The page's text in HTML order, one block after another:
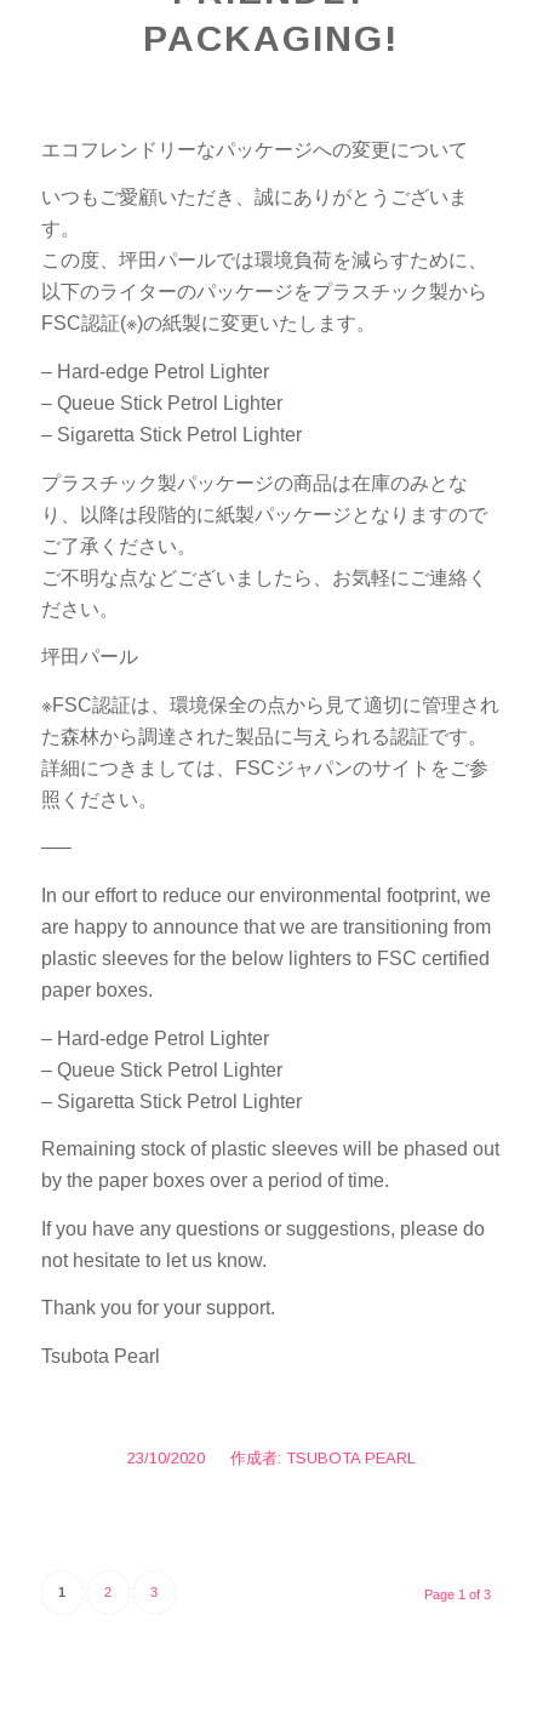
PACKAGING!
エコフレンドリーなパッケージへの変更について
いつもご愛顧いただき、誠にありがとうございま
す。
この度、坪田パールでは環境負荷を減らすために、
以下のライターのパッケージをプラスチック製から
FSC認証(※)の紙製に変更いたします。
– Hard-edge Petrol Lighter
– Queue Stick Petrol Lighter
– Sigaretta Stick Petrol Lighter
プラスチック製パッケージの商品は在庫のみとな
り、以降は段階的に紙製パッケージとなりますので
ご了承ください。
ご不明な点などございましたら、お気軽にご連絡く
ださい。
坪田パール
※FSC認証は、環境保全の点から見て適切に管理され
た森林から調達された製品に与えられる認証です。
詳細につきましては、
FSCジャパンのサイト をご参
照ください。
—–
In our effort to reduce our environmental footprint, we
are happy to announce that we are transitioning from
plastic sleeves for the below lighters to FSC certified
paper boxes.
– Hard-edge Petrol Lighter
– Queue Stick Petrol Lighter
– Sigaretta Stick Petrol Lighter
Remaining stock of plastic sleeves will be phased out
by the paper boxes over a period of time.
If you have any questions or suggestions, please do
not hesitate to let us know.
Thank you for your support.
Tsubota Pearl
23/10/2020
/ 作成者: TSUBOTA PEARL
Page 1 of 3
1 2 3